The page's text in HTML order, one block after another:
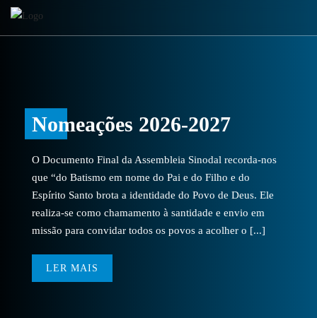
Nomeações 2026-2027
O Documento Final da Assembleia Sinodal recorda-nos
que “do Batismo em nome do Pai e do Filho e do
Espírito Santo brota a identidade do Povo de Deus. Ele
realiza-se como chamamento à santidade e envio em
missão para convidar todos os povos a acolher o [...]
LER MAIS